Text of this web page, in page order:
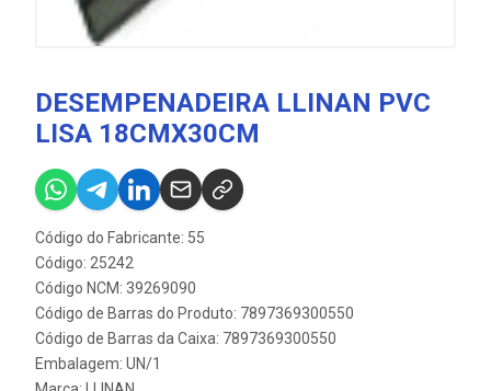
DESEMPENADEIRA LLINAN PVC
LISA 18CMX30CM
Código do Fabricante: 55
Código: 25242
Código NCM: 39269090
Código de Barras do Produto: 7897369300550
Código de Barras da Caixa: 7897369300550
Embalagem: UN/1